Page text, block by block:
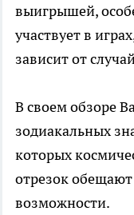
выигрышей,
участвует в
зависит от
В своем обзоре
зодиакальных
которых
отрезок
возможности.